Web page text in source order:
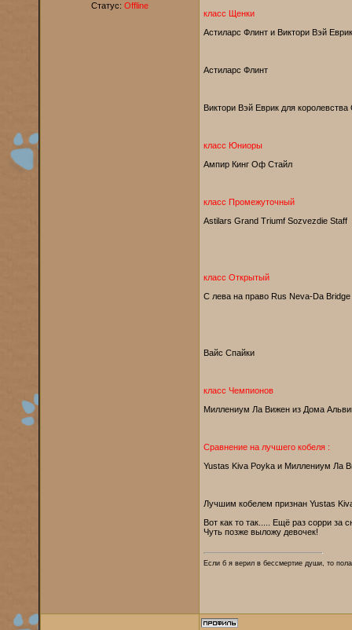
Статус: Offline
класс Щенки
Астиларс Флинт и Виктори Вэй
Астиларс Флинт
Виктори Вэй Еврик для
класс Юниоры
Ампир Кинг Оф Стайл
класс Промежуточный
Astilars Grand Triumf Sozvezdie Staff
класс Открытый
С лева на право Rus Neva-Da
Вайс Спайки
класс Чемпионов
Миллениум Ла Вижен из Дома
Сравнение на лучшего кобеля :
Yustas Kiva Poyka и Миллениум Ла
Лучшим кобелем признан Yustas
Вот как то так..... Ещё раз сорри за
Чуть позже выложу девочек!
Если б я верил в бессмертие души, то